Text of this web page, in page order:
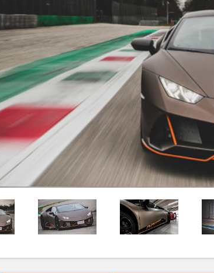
salute
Acqua &vento
Lifestyle &fantasia
Kids &Family
Pernottamenti